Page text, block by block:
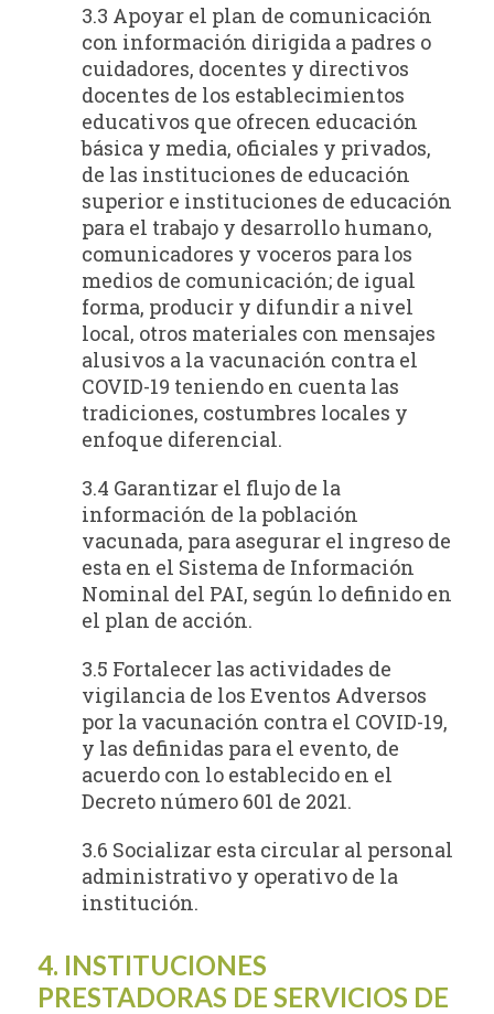
3.3 Apoyar el plan de comunicación
con información dirigida a padres o
cuidadores, docentes y directivos
docentes de los establecimientos
educativos que ofrecen educación
básica y media, oficiales y privados,
de las instituciones de educación
superior e instituciones de educación
para el trabajo y desarrollo humano,
comunicadores y voceros para los
medios de comunicación; de igual
forma, producir y difundir a nivel
local, otros materiales con mensajes
alusivos a la vacunación contra el
COVID-19 teniendo en cuenta las
tradiciones, costumbres locales y
enfoque diferencial.
3.4 Garantizar el flujo de la
información de la población
vacunada, para asegurar el ingreso de
esta en el Sistema de Información
Nominal del PAI, según lo definido en
el plan de acción.
3.5 Fortalecer las actividades de
vigilancia de los Eventos Adversos
por la vacunación contra el COVID-19,
y las definidas para el evento, de
acuerdo con lo establecido en el
Decreto número 601 de 2021.
3.6 Socializar esta circular al personal
administrativo y operativo de la
institución.
4. INSTITUCIONES
PRESTADORAS DE SERVICIOS DE